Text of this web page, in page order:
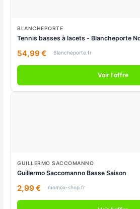
BLANCHEPORTE
Tennis basses à lacets - Blancheporte
54,99 € Blancheporte.fr
Voir l'offre
GUILLERMO SACCOMANNO
Guillermo Saccomanno Basse Saison
2,99 € momox-shop.fr